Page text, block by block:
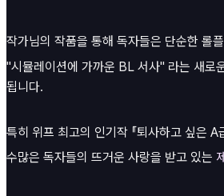
작가님의 작품을 통해 독자들은 단순한 롤
"시뮬레이션에 가까운 BL 서사" 라는 새로
됩니다.
특히 위프 최고의 인기작 『퇴사하고 싶은 A
수많은 독자들의 뜨거운 사랑을 받고 있는